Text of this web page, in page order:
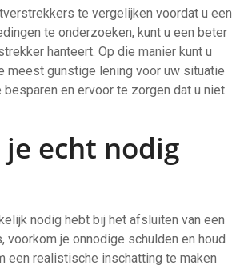
te vergelijken voordat u een
te onderzoeken, kunt u een beter
hanteert. Op die manier kunt u
meest gunstige lening voor uw situatie
en ervoor te zorgen dat u niet
echt nodig
nodig hebt bij het afsluiten van een
je onnodige schulden en houd
een realistische inschatting te maken